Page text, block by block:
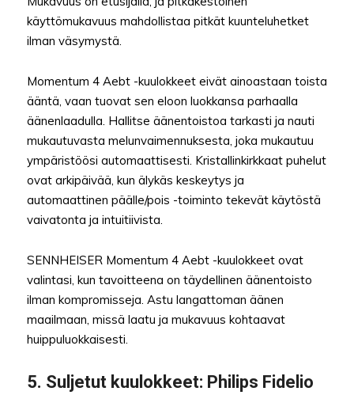
käyttömukavuus mahdollistaa pitkät kuunteluhetket
ilman väsymystä.
Momentum 4 Aebt -kuulokkeet eivät ainoastaan toista
ääntä, vaan tuovat sen eloon luokkansa parhaalla
äänenlaadulla. Hallitse äänentoistoa tarkasti ja nauti
mukautuvasta melunvaimennuksesta, joka mukautuu
ympäristöösi automaattisesti. Kristallinkirkkaat puhelut
ovat arkipäivää, kun älykäs keskeytys ja
automaattinen päälle/pois -toiminto tekevät käytöstä
vaivatonta ja intuitiivista.
SENNHEISER Momentum 4 Aebt -kuulokkeet ovat
valintasi, kun tavoitteena on täydellinen äänentoisto
ilman kompromisseja. Astu langattoman äänen
maailmaan, missä laatu ja mukavuus kohtaavat
huippuluokkaisesti.
5. Suljetut kuulokkeet: Philips Fidelio